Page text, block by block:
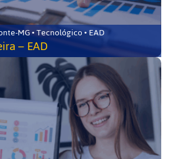
MG • Tecnológico • EAD
– EAD